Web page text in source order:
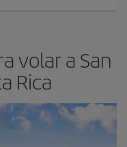
volar a San
Rica